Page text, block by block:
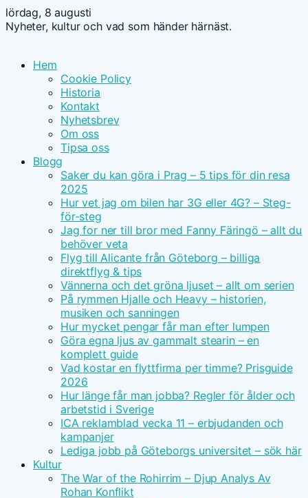
lördag, 8 augusti
Nyheter, kultur och vad som händer härnäst.
Hem
Cookie Policy
Historia
Kontakt
Nyhetsbrev
Om oss
Tipsa oss
Blogg
Saker du kan göra i Prag – 5 tips för din resa
2025
Hur vet jag om bilen har 3G eller 4G? – Steg-
för-steg
Jag for ner till bror med Fanny Färingö – allt du
behöver veta
Flyg till Alicante från Göteborg – billiga
direktflyg & tips
Vännerna och det gröna ljuset – allt om serien
På rymmen Hjalle och Heavy – historien,
musiken och sanningen
Hur mycket pengar får man efter lumpen
Göra egna ljus av gammalt stearin – en
komplett guide
Vad kostar en flyttfirma per timme? Prisguide
2026
Hur länge får man jobba? Regler för ålder och
arbetstid i Sverige
ICA reklamblad vecka 11 – erbjudanden och
kampanjer
Lediga jobb på Göteborgs universitet – sök här
Kultur
The War of the Rohirrim – Djup Analys Av
Rohan Konflikt